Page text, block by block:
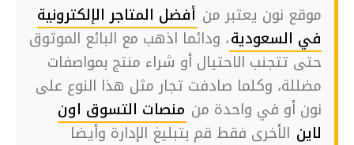
موقع نون يعتبر من أفضل المتاجر الإلكترونية
في السعودية، ودائما اذهب مع البائع الموثوق
حتى تتجنب الاحتيال أو شراء منتج بمواصفات
مضللة، وكلما صادفت تجار مثل هذا النوع على
نون أو في واحدة من منصات التسوق اون
لاين الأخرى فقط قم بتبليغ الإدارة وأيضا